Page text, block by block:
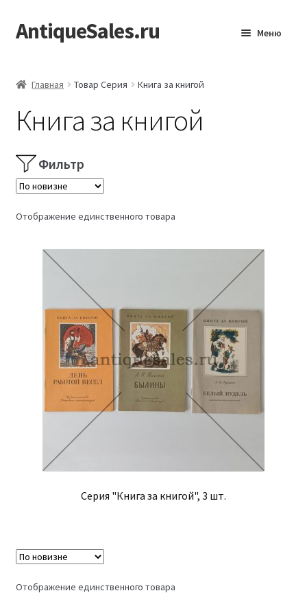
Перейти
к
Перейти
к
AntiqueSales.ru Меню
Главная Товар Серия Книга за книгой
Книга за книгой
Фильтр
Отображение единственного товара
Серия "Книга за книгой", 3 шт.
Отображение единственного товара